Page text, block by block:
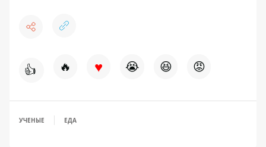
👍 🔥 ♥ 😭 😆 😡
УЧЕНЫЕ ЕДА